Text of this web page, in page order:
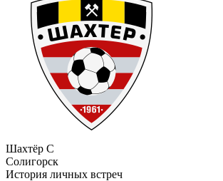
Шахтёр С
Солигорск
История личных встреч